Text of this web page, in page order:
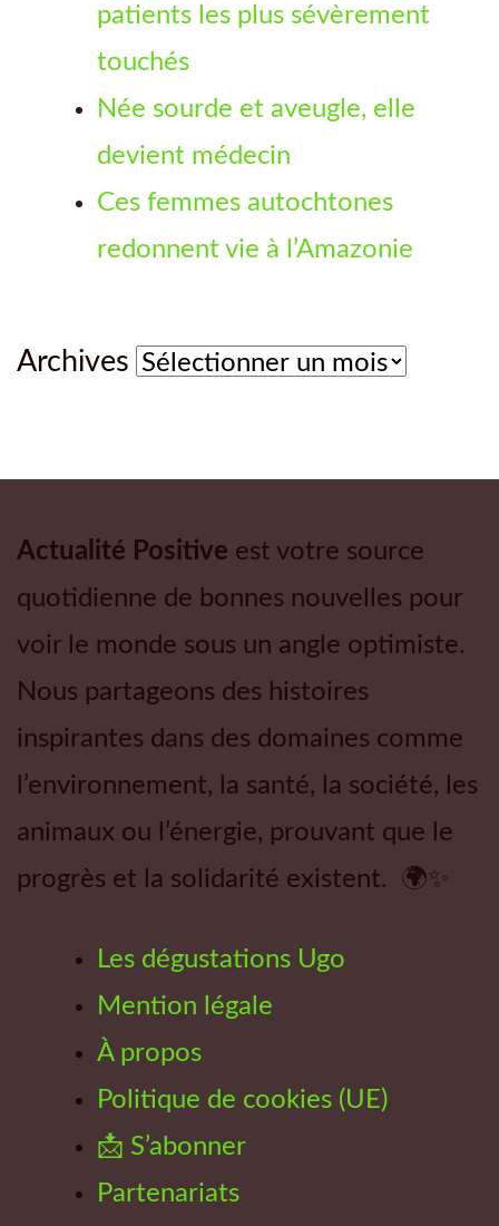
patients les plus sévèrement
touchés
Née sourde et aveugle, elle
devient médecin
Ces femmes autochtones
redonnent vie à l’Amazonie
Archives Archives
Actualité Positive est votre source
quotidienne de bonnes nouvelles pour
voir le monde sous un angle optimiste.
Nous partageons des histoires
inspirantes dans des domaines comme
l’environnement, la santé, la société, les
animaux ou l’énergie, prouvant que le
progrès et la solidarité existent. 🌍✨
Les dégustations Ugo
Mention légale
À propos
Politique de cookies (UE)
📩 S’abonner
Partenariats